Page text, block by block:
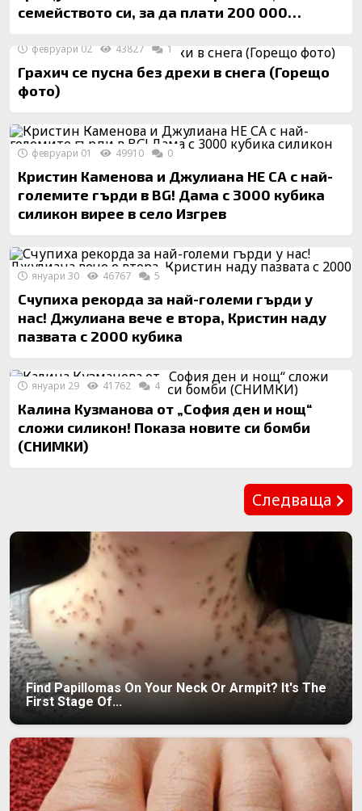
семейството си, за да плати 200 000
Грахич се пусна без дрехи в снега (Горещо
фото)
февруари 02 43827 1
Кристин Каменова и Джулиана НЕ СА с най-
големите гърди в BG! Дама с 3000 кубика
силикон вирее в село Изгрев
февруари 01 49910 0
Счупиха рекорда за най-големи гърди у
нас! Джулиана вече е втора, Кристин наду
пазвата с 2000 кубика
януари 30 46767 5
Калина Кузманова от „София ден и нощ“
сложи силикон! Показа новите си бомби
(СНИМКИ)
януари 29 41762 4
Следваща
Find Papillomas On Your Neck Or Armpit? It's The
First Stage Of...